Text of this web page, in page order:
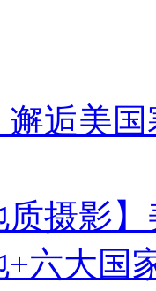
邂逅美
质摄影
六大国